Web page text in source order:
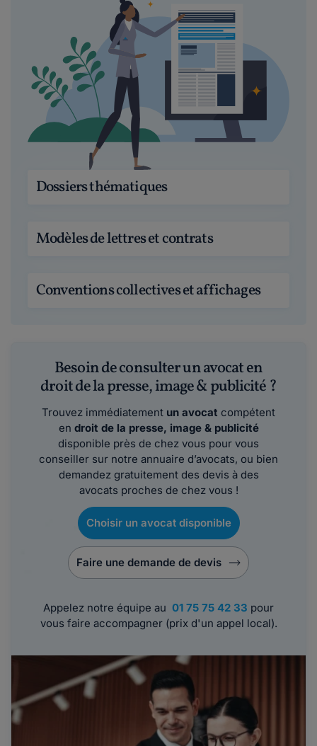
Dossiers thématiques
Modèles de lettres et contrats
Conventions collectives et affichages
Besoin de consulter un avocat en
droit de la presse, image & publicité ?
Trouvez immédiatement un avocat compétent
en droit de la presse, image & publicité
disponible près de chez vous pour vous
conseiller sur notre annuaire d’avocats, ou bien
demandez gratuitement des devis à des
avocats proches de chez vous !
Choisir un avocat disponible
Faire une demande de devis
Appelez notre équipe au 01 75 75 42 33 pour
vous faire accompagner (prix d'un appel local).